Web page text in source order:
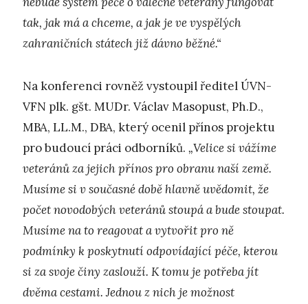
tak, jak má a chceme, a jak je ve vyspělých
zahraničních státech již dávno běžné.“
Na konferenci rovněž vystoupil ředitel ÚVN-
VFN plk. gšt. MUDr. Václav Masopust, Ph.D.,
MBA, LL.M., DBA, který ocenil přínos projektu
pro budoucí práci odborníků. „Velice si vážíme
veteránů za jejich přínos pro obranu naší země.
Musíme si v současné době hlavně uvědomit, že
počet novodobých veteránů stoupá a bude stoupat.
Musíme na to reagovat a vytvořit pro ně
podmínky k poskytnutí odpovídající péče, kterou
si za svoje činy zaslouží. K tomu je potřeba jít
dvěma cestami. Jednou z nich je možnost